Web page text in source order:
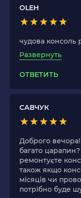
OLEH
чудова консоль
Развернуть
ОТВЕТИТЬ
САВЧУК
Доброго вечора!
багато
ремонтуєте
також якщо
місяців чи
потрібно буде